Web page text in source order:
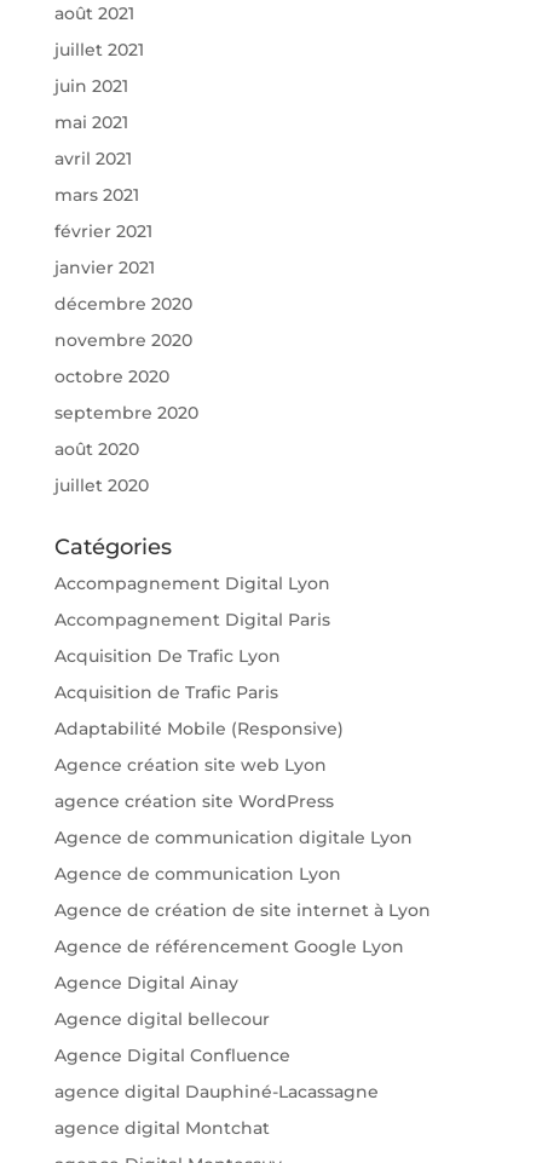
août 2021
juillet 2021
juin 2021
mai 2021
avril 2021
mars 2021
février 2021
janvier 2021
décembre 2020
novembre 2020
octobre 2020
septembre 2020
août 2020
juillet 2020
Catégories
Accompagnement Digital Lyon
Accompagnement Digital Paris
Acquisition De Trafic Lyon
Acquisition de Trafic Paris
Adaptabilité Mobile (Responsive)
Agence création site web Lyon
agence création site WordPress
Agence de communication digitale Lyon
Agence de communication Lyon
Agence de création de site internet à Lyon
Agence de référencement Google Lyon
Agence Digital Ainay
Agence digital bellecour
Agence Digital Confluence
agence digital Dauphiné-Lacassagne
agence digital Montchat